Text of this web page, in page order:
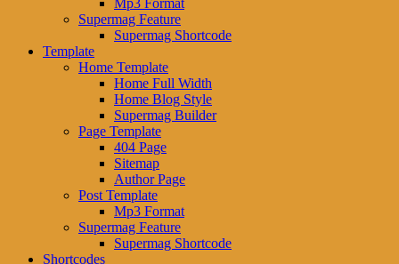
Supermag Feature
Supermag Shortcode
Template
Home Template
Home Full Width
Home Blog Style
Supermag Builder
Page Template
404 Page
Sitemap
Author Page
Post Template
Mp3 Format
Supermag Feature
Supermag Shortcode
Shortcodes